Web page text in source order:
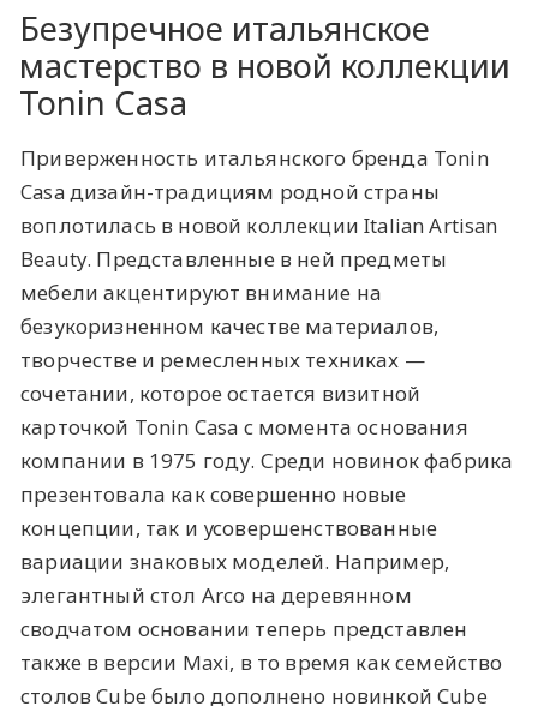
Безупречное итальянское
мастерство в новой коллекции
Tonin Casa
Приверженность итальянского бренда Tonin
Casa дизайн-традициям родной страны
воплотилась в новой коллекции Italian Artisan
Beauty. Представленные в ней предметы
мебели акцентируют внимание на
безукоризненном качестве материалов,
творчестве и ремесленных техниках —
сочетании, которое остается визитной
карточкой Tonin Casa с момента основания
компании в 1975 году. Среди новинок фабрика
презентовала как совершенно новые
концепции, так и усовершенствованные
вариации знаковых моделей. Например,
элегантный стол Arco на деревянном
сводчатом основании теперь представлен
также в версии Maxi, в то время как семейство
столов Cube было дополнено новинкой Cube